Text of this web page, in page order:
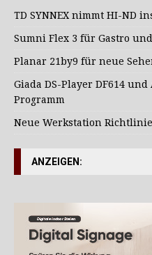
TD SYNNEX nimmt HI-ND
Sumni Flex 3 für Gastro
Planar 21by9 für neue
Giada DS-Player DF614
Programm
Neue Werkstation Richtlinie
ANZEIGEN: